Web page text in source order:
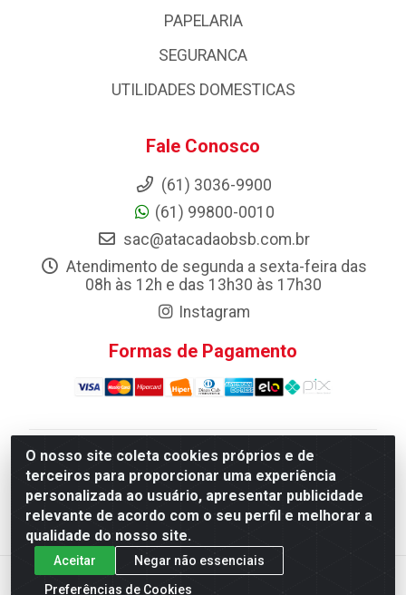
O nosso site coleta cookies próprios e de
terceiros para proporcionar uma experiência
personalizada ao usuário, apresentar publicidade
relevante de acordo com o seu perfil e melhorar a
qualidade do nosso site.
Aceitar
Negar não essenciais
Preferências de Cookies
PAPELARIA
SEGURANCA
UTILIDADES DOMESTICAS
Fale Conosco
(61) 3036-9900
(61) 99800-0010
sac@atacadaobsb.com.br
Atendimento de segunda a sexta-feira das
08h às 12h e das 13h30 às 17h30
Instagram
Formas de Pagamento
Atacadao da Limpeza F. Pereira Queiroz Comercio e
Distribuicao LTDA - Quadra Qi 10 Lotes 39 e, 41 - Setor
Industrial (Taguatinga), Brasília/DF - CEP 72.135-100 -
CNPJ 13.184.675/0001-80